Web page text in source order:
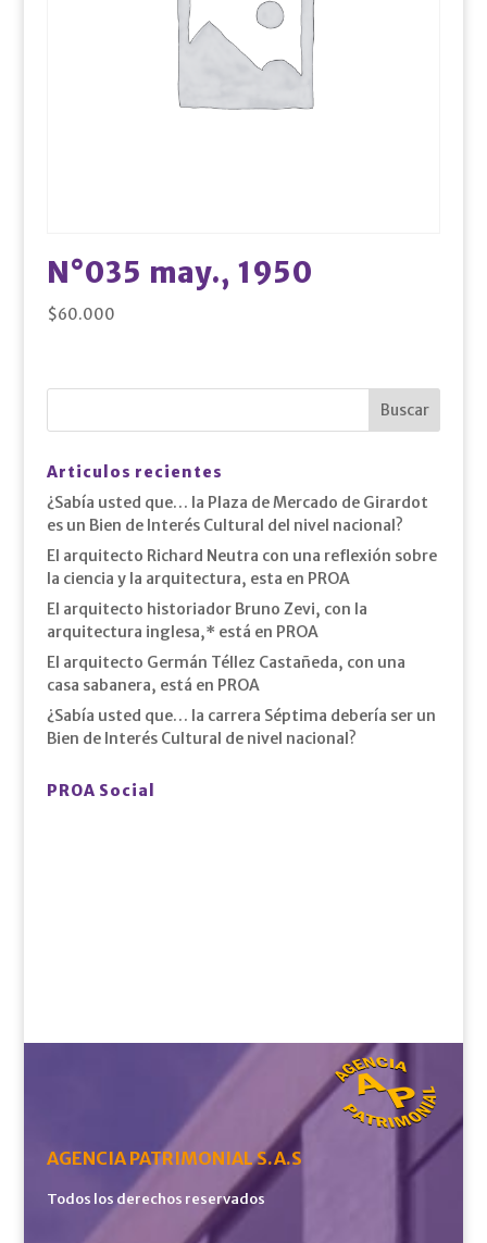
N°035 may., 1950
$60.000
Articulos recientes
¿Sabía usted que… la Plaza de Mercado de Girardot
es un Bien de Interés Cultural del nivel nacional?
El arquitecto Richard Neutra con una reflexión sobre
la ciencia y la arquitectura, esta en PROA
El arquitecto historiador Bruno Zevi, con la
arquitectura inglesa,* está en PROA
El arquitecto Germán Téllez Castañeda, con una
casa sabanera, está en PROA
¿Sabía usted que… la carrera Séptima debería ser un
Bien de Interés Cultural de nivel nacional?
PROA Social
AGENCIA PATRIMONIAL S.A.S
Todos los derechos reservados